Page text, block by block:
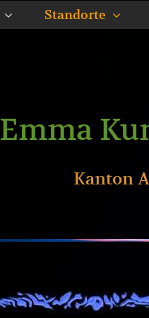
Standorte
Emma
Kanton